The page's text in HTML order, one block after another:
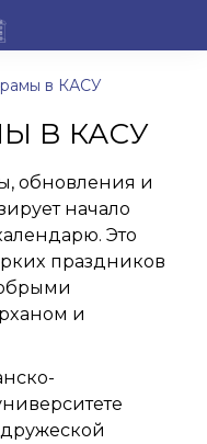
в КАСУ
В КАСУ
обновления и
начало
Это
праздников
и